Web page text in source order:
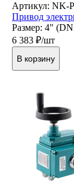
Артикул: NK-
Привод
Размер: 4"
6 383 ₽/шт
В корзину